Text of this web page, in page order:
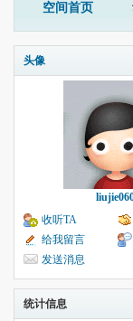
空间首页
头像
收听TA
给我留言
发送消息
统计信息